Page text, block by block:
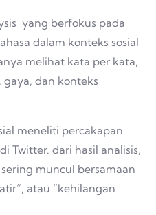
yang berfokus pada
dalam konteks sosial
melihat kata per kata,
dan konteks
meneliti percakapan
Twitter. dari hasil analisis,
muncul bersamaan
atau “kehilangan